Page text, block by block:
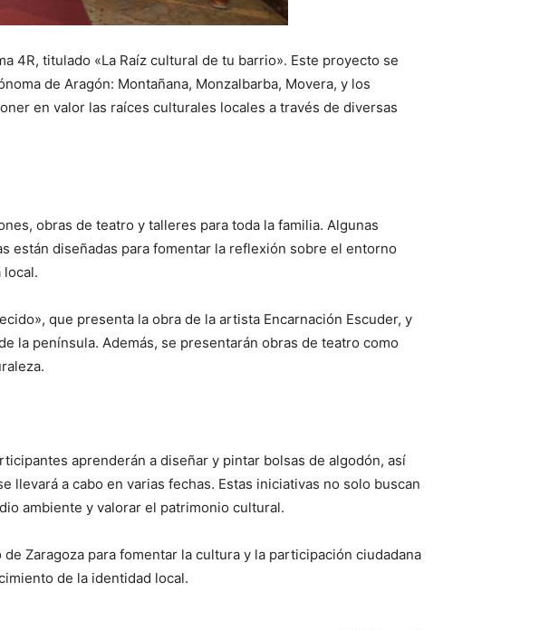
4R, titulado «La Raíz cultural de tu barrio». Este proyecto se
de Aragón: Montañana, Monzalbarba, Movera, y los
en valor las raíces culturales locales a través de diversas
obras de teatro y talleres para toda la familia. Algunas
están diseñadas para fomentar la reflexión sobre el entorno
local.
que presenta la obra de la artista Encarnación Escuder, y
la península. Además, se presentarán obras de teatro como
aprenderán a diseñar y pintar bolsas de algodón, así
llevará a cabo en varias fechas. Estas iniciativas no solo buscan
ambiente y valorar el patrimonio cultural.
Zaragoza para fomentar la cultura y la participación ciudadana
de la identidad local.